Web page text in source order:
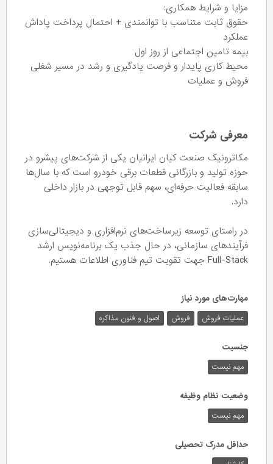
مزایا و شرایط همکاری:
حقوق ثابت متناسب با توانمندی + احتمال پرداخت پاداش
عملکرد
بیمه تامین اجتماعی از روز اول
محیط کاری پایدار و فرصت یادگیری و رشد در مسیر شغلی
فروش و عملیات
معرفی شرکت
مکاترونیک صنعت کیان ایرانیان یکی از شرکت‌های پیشرو در
حوزه تولید و بازرگانی قطعات برقی خودرو است که با سال‌ها
سابقه فعالیت حرفه‌ای، سهم قابل توجهی در بازار داخلی
دارد.
در راستای توسعه زیرساخت‌های نرم‌افزاری و دیجیتالی‌سازی
فرآیندهای سازمانی، در حال جذب یک برنامه‌نویس ارشد
Full-Stack جهت تقویت تیم فناوری اطلاعات هستیم.
مهارت‌های مورد نیاز
عملیات فروش فروش اصول و فنون مذاکره
جنسیت
مهم نیست
وضعیت نظام وظیفه
مهم‌ نیست
حداقل مدرک تحصیلی